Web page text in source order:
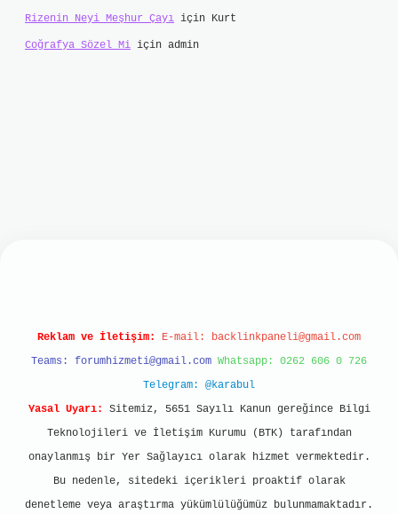
Rizenin Neyi Meşhur Çayı için Kurt
Coğrafya Sözel Mi için admin
Reklam ve İletişim: E-mail: backlinkpaneli@gmail.com
Teams: forumhizmeti@gmail.com Whatsapp: 0262 606 0 726
Telegram: @karabul
Yasal Uyarı:
Sitemiz, 5651 Sayılı Kanun gereğince Bilgi
Teknolojileri ve İletişim Kurumu (BTK) tarafından
onaylanmış bir Yer Sağlayıcı olarak hizmet vermektedir.
Bu nedenle, sitedeki içerikleri proaktif olarak
denetleme veya araştırma yükümlülüğümüz bulunmamaktadır.